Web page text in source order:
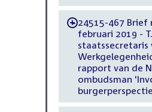
-24515-467 Brief
februari 2019 -
staatssecretaris
rapport van de
ombudsman